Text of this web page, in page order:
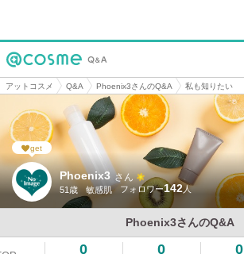
アットコスメ Q&A Phoenix3さんのQ&A 私も知りたい
Phoenix3 さん
51歳 敏感肌 142
Phoenix3さんのQ&A
get
0 0 0